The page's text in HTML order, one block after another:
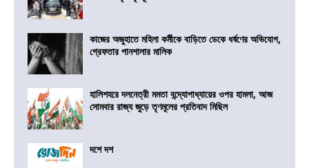
কাজের অজুহাতে মহিলা কর্মীকে বাড়িতে ডেকে ধর্ষণের অভিযোগ,
গ্রেফতার পানশালার মালিক
হালিশহরে দলনেত্রী মমতা বন্দ্যোপাধ্যায়ের ওপর হামলা, আজ
সোমবার রাজ্য জুড়ে তৃণমূলের প্রতিবাদ মিছিল
দশে দশ